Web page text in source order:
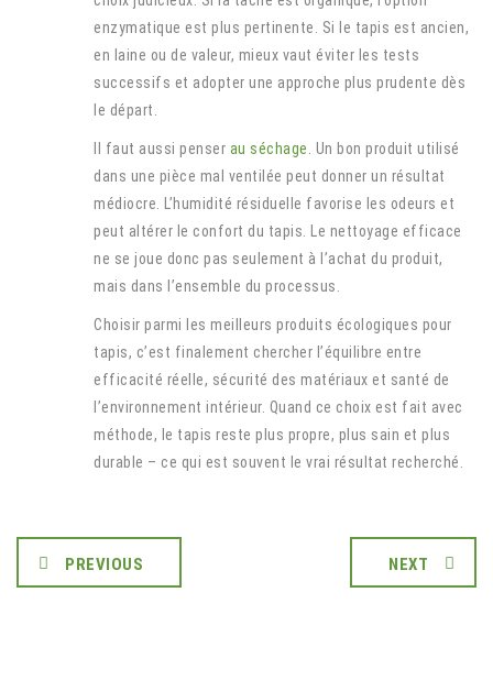
enzymatique est plus pertinente. Si le tapis est ancien,
en laine ou de valeur, mieux vaut éviter les tests
successifs et adopter une approche plus prudente dès
le départ.
Il faut aussi penser au séchage . Un bon produit utilisé
dans une pièce mal ventilée peut donner un résultat
médiocre. L’humidité résiduelle favorise les odeurs et
peut altérer le confort du tapis. Le nettoyage efficace
ne se joue donc pas seulement à l’achat du produit,
mais dans l’ensemble du processus.
Choisir parmi les meilleurs produits écologiques pour
tapis, c’est finalement chercher l’équilibre entre
efficacité réelle, sécurité des matériaux et santé de
l’environnement intérieur. Quand ce choix est fait avec
méthode, le tapis reste plus propre, plus sain et plus
durable – ce qui est souvent le vrai résultat recherché.
PREVIOUS NEXT